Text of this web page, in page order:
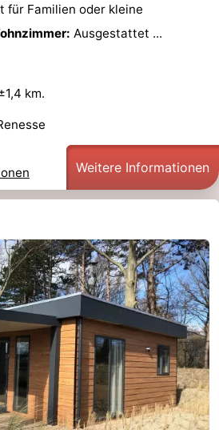
für Familien oder kleine
Ausgestattet ...
km.
Weitere Informationen